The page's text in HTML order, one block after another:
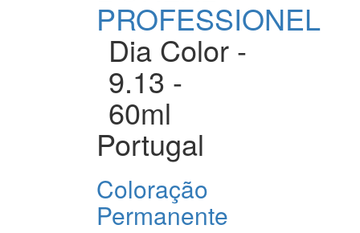
PROFESSIONEL
Dia Color -
9.13 -
60ml
Portugal
Coloração
Permanente